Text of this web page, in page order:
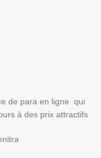
de para en ligne qui
à des prix attractifs